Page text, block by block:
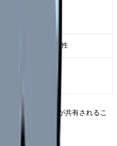
け漏れを減らせる
確認が早くなる可能性
ら電子共有へ移る
職場でも、情報が共有されるこ
ます。